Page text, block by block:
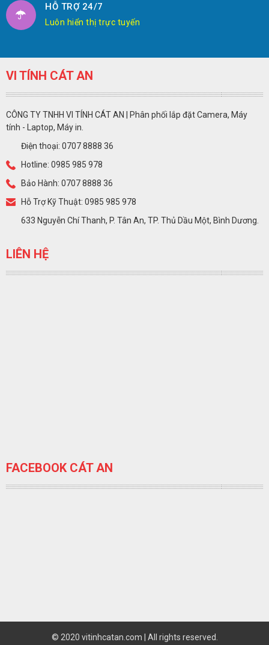
HỖ TRỢ 24/7
Luôn hiển thị trực tuyến
VI TÍNH CÁT AN
CÔNG TY TNHH VI TÍNH CÁT AN | Phân phối lắp đặt Camera, Máy
tính - Laptop, Máy in.
Điện thoại: 0707 8888 36
Hotline: 0985 985 978
Bảo Hành: 0707 8888 36
Hỗ Trợ Kỹ Thuật: 0985 985 978
633 Nguyễn Chí Thanh, P. Tân An, TP. Thủ Dầu Một, Bình Dương.
LIÊN HỆ
FACEBOOK CÁT AN
© 2020 vitinhcatan.com | All rights reserved.